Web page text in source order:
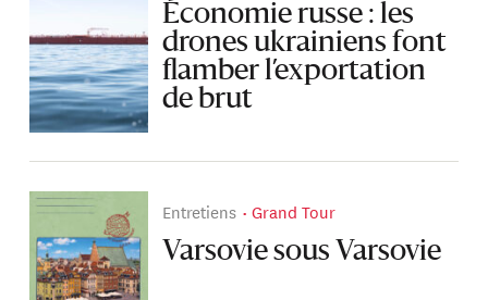
Économie russe : les
drones ukrainiens font
flamber l’exportation
de brut
Entretiens Grand Tour
Varsovie sous Varsovie